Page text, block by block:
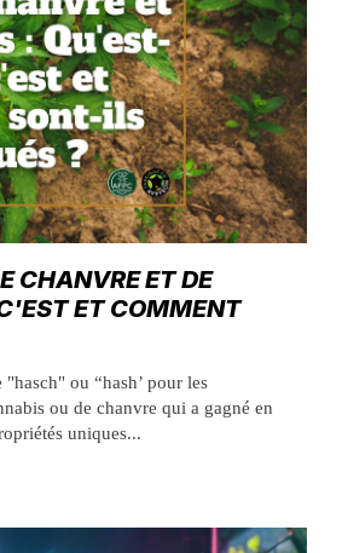
CHANVRE ET DE
ET COMMENT
ou “hash’ pour les
ou de chanvre qui a gagné en
uniques...